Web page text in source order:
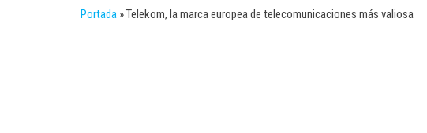
Portada »Telekom, la marca europea de telecomunicaciones más valiosa